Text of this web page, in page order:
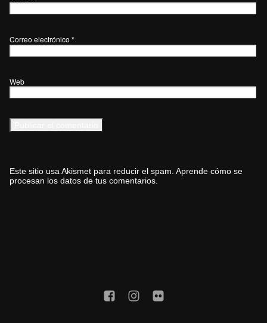
Correo electrónico *
Web
Este sitio usa Akismet para reducir el spam. Aprende cómo se
procesan los datos de tus comentarios.